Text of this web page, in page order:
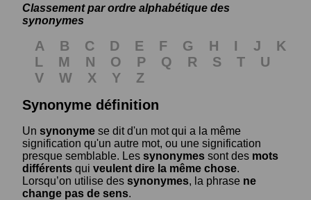
Classement par ordre alphabétique des
synonymes
A B C D E F G H I J
K
L
M N O P Q R S T
U
V
W X Y
Z
Synonyme définition
Un synonyme se dit d'un mot qui a la même
signification qu'un autre mot, ou une signification
presque semblable. Les synonymes sont des mots
différents qui veulent dire la même chose.
Lorsqu’on utilise des synonymes, la phrase ne
change pas de sens.